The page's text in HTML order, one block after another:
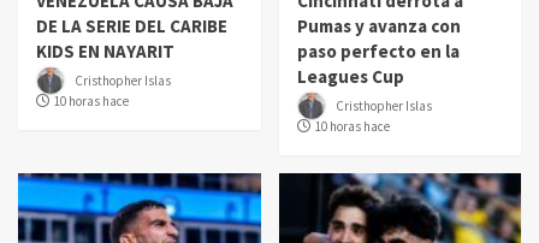
DE LA SERIE DEL CARIBE
KIDS EN NAYARIT
Cristhopher Islas
10 horas hace
Pumas y avanza con
paso perfecto en la
Leagues Cup
Cristhopher Islas
10 horas hace